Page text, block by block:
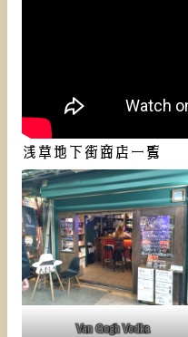
浅草地下街商店一覧
Van Gogh Vodka